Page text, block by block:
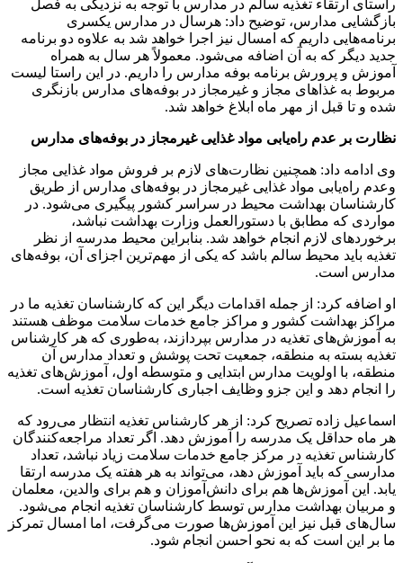
راستای ارتقاء تغذیه سالم در مدارس با توجه به نزدیکی به فصل
بازگشایی مدارس، توضیح داد: هرسال در مدارس یکسری
برنامه‌هایی داریم که امسال نیز اجرا خواهد شد به علاوه دو برنامه
جدید دیگر که به آن اضافه می‌شود. معمولاً هر سال به همراه
آموزش و پرورش برنامه بوفه مدارس را داریم. در این راستا لیست
مربوط به غذاهای مجاز و غیرمجاز در بوفه‌های مدارس بازنگری
شده و تا قبل از مهر ماه ابلاغ خواهد شد.
نظارت بر عدم راه‌یابی مواد غذایی غیرمجاز در بوفه‌های مدارس
وی ادامه داد: همچنین نظارت‌های لازم بر فروش مواد غذایی مجاز
وعدم راه‌یابی مواد غذایی غیرمجاز در بوفه‌های مدارس از طریق
کارشناسان بهداشت محیط در سراسر کشور پیگیری می‌شود. در
مواردی که مطابق با دستورالعمل وزارت بهداشت نباشد،
برخوردهای لازم انجام خواهد شد. بنابراین محیط مدرسه از نظر
تغذیه باید محیط سالم باشد که یکی از مهم‌ترین اجزای آن، بوفه‌های
مدارس است.
او اضافه کرد: از جمله اقدامات دیگر این که کارشناسان تغذیه ما در
مراکز بهداشت کشور و مراکز جامع خدمات سلامت موظف هستند
به آموزش‌های تغذیه در مدارس بپردازند، به‌طوری که هر کارشناس
تغذیه بسته به منطقه، جمعیت تحت پوشش و تعداد مدارس آن
منطقه، با اولویت مدارس ابتدایی و متوسطه اول، آموزش‌های تغذیه
را انجام دهد و این جزو وظایف اجباری کارشناسان تغذیه است.
اسماعیل زاده تصریح کرد: از هر کارشناس تغذیه انتظار می‌رود که
هر ماه حداقل یک مدرسه را آموزش دهد. اگر تعداد مراجعه‌کنندگان
کارشناس تغذیه در مرکز جامع خدمات سلامت زیاد نباشد، تعداد
مدارسی که باید آموزش دهد، می‌تواند به هر هفته یک مدرسه ارتقا
یابد. این آموزش‌ها هم برای دانش‌آموزان و هم برای والدین، معلمان
و مربیان بهداشت مدارس توسط کارشناسان تغذیه انجام می‌شود.
سال‌های قبل نیز این آموزش‌ها صورت می‌گرفت، اما امسال تمرکز
ما بر این است که به نحو احسن انجام شود.